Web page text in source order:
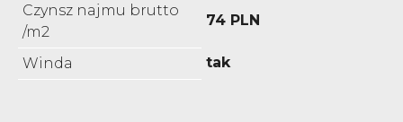
Czynsz najmu brutto
/m2
74 PLN
Winda tak